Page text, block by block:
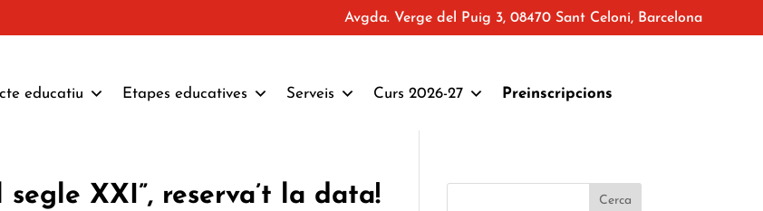
Avgda. Verge del Puig 3, 08470 Sant Celoni, Barcelona
educatiu Etapes educatives Serveis Curs 2026-27 Preinscripcions
XXI”, reserva’t la data!